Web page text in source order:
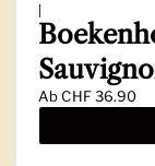
|
AbCHF 36.90